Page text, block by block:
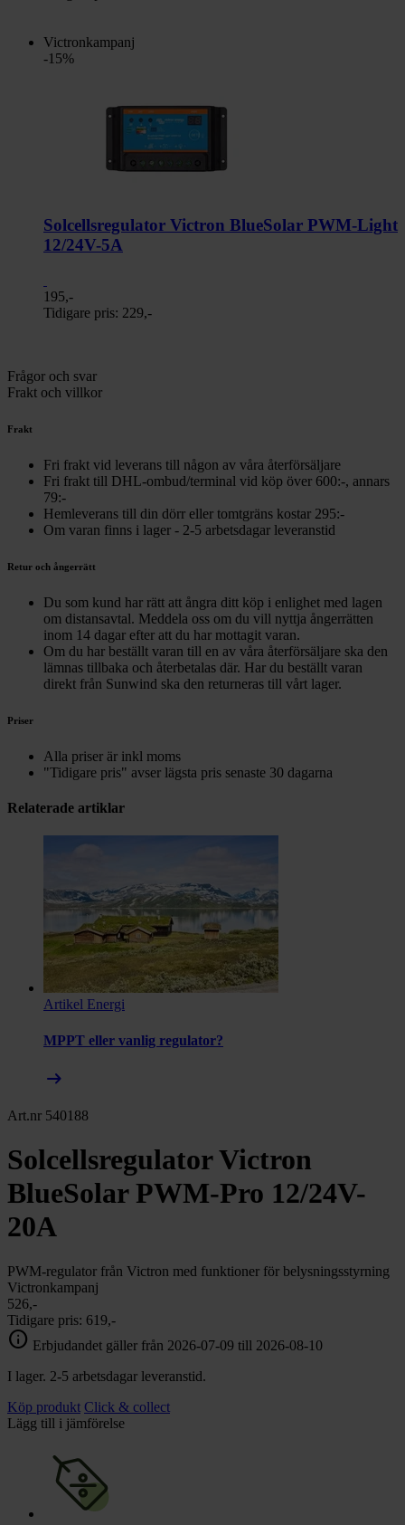
Victronkampanj
-15%
Solcellsregulator Victron BlueSolar PWM-Light
12/24V-5A
195,-
Tidigare pris: 229,-
Frågor och svar
Frakt och villkor
Frakt
Fri frakt vid leverans till någon av våra återförsäljare
Fri frakt till DHL-ombud/terminal vid köp över 600:-, annars
79:-
Hemleverans till din dörr eller tomtgräns kostar 295:-
Om varan finns i lager - 2-5 arbetsdagar leveranstid
Retur och ångerrätt
Du som kund har rätt att ångra ditt köp i enlighet med lagen
om distansavtal. Meddela oss om du vill nyttja ångerrätten
inom 14 dagar efter att du har mottagit varan.
Om du har beställt varan till en av våra återförsäljare ska den
lämnas tillbaka och återbetalas där. Har du beställt varan
direkt från Sunwind ska den returneras till vårt lager.
Priser
Alla priser är inkl moms
"Tidigare pris" avser lägsta pris senaste 30 dagarna
Relaterade artiklar
Artikel Energi
MPPT eller vanlig regulator?
arrow_right_alt
Art.nr 540188
Solcellsregulator Victron
BlueSolar PWM-Pro 12/24V-
20A
PWM-regulator från Victron med funktioner för belysningsstyrning
Victronkampanj
526,-
Tidigare pris: 619,-
info Erbjudandet gäller från 2026-07-09 till 2026-08-10
I lager. 2-5 arbetsdagar leveranstid.
Köp produkt Click & collect
Lägg till i jämförelse